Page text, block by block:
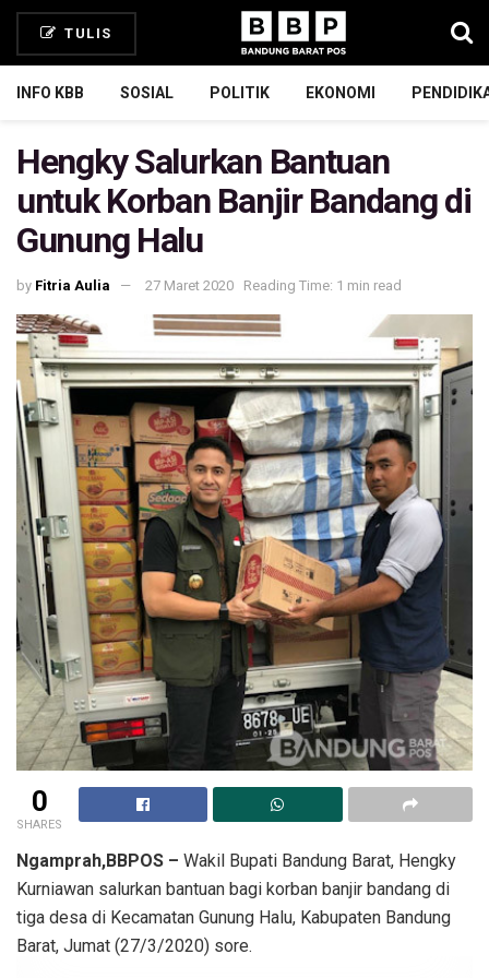
TULIS
INFO KBB SOSIAL POLITIK EKONOMI
Hengky Salurkan Bantuan
untuk Korban Banjir Bandang di
Gunung Halu
by Fitria Aulia 27 Maret 2020 Reading Time: 1 min read
0
SHARES
Ngamprah,BBPOS – Wakil Bupati Bandung Barat, Hengky
Kurniawan salurkan bantuan bagi korban banjir bandang di
tiga desa di Kecamatan Gunung Halu, Kabupaten Bandung
Barat, Jumat (27/3/2020) sore.